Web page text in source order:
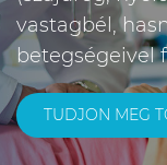
vastagbél,
betegségeivel
TUDJON MEG